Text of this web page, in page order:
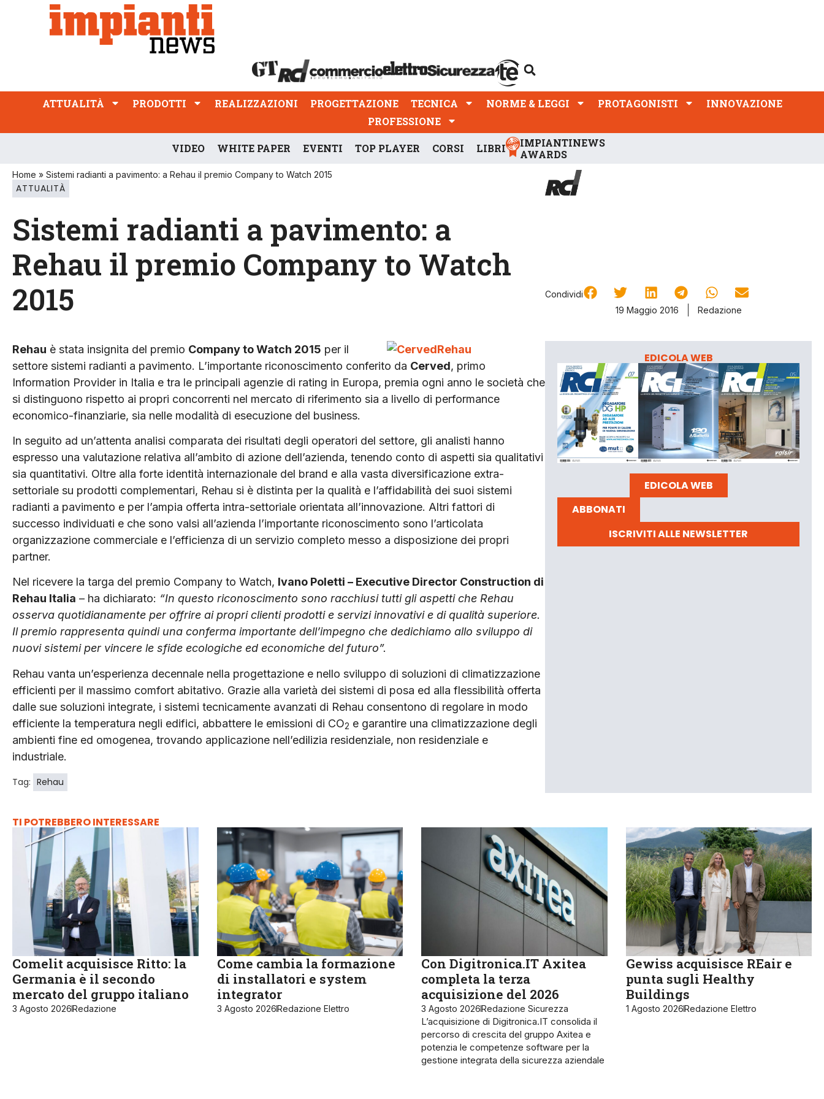
ATTUALITÀ PRODOTTI REALIZZAZIONI
PROFESSIONE
ATTUALITÀ PRODOTTI REALIZZAZIONI PROGETTAZIONE TECNICA NORME & LEGGI PROTAGONISTI
INNOVAZIONE
PROFESSIONE
VIDEO WHITE PAPER EVENTI TOP PLAYER CORSI LIBRI
IMPIANTINEWS
AWARDS
Home » Sistemi radianti a pavimento: a Rehau il premio Company to Watch 2015
ATTUALITÀ
Sistemi radianti a pavimento: a
Rehau il premio Company to Watch
2015
Condividi
19 Maggio 2016
Redazione
Rehau è stata insignita del premio Company to Watch 2015 per il
settore sistemi radianti a pavimento. L’importante riconoscimento conferito da Cerved, primo
Information Provider in Italia e tra le principali agenzie di rating in Europa, premia ogni anno le società che
si distinguono rispetto ai propri concorrenti nel mercato di riferimento sia a livello di performance
economico-finanziarie, sia nelle modalità di esecuzione del business.
In seguito ad un’attenta analisi comparata dei risultati degli operatori del settore, gli analisti hanno
espresso una valutazione relativa all’ambito di azione dell’azienda, tenendo conto di aspetti sia qualitativi
sia quantitativi. Oltre alla forte identità internazionale del brand e alla vasta diversificazione extra-
settoriale su prodotti complementari, Rehau si è distinta per la qualità e l’affidabilità dei suoi sistemi
radianti a pavimento e per l’ampia offerta intra-settoriale orientata all’innovazione. Altri fattori di
successo individuati e che sono valsi all’azienda l’importante riconoscimento sono l’articolata
organizzazione commerciale e l’efficienza di un servizio completo messo a disposizione dei propri
partner.
Nel ricevere la targa del premio Company to Watch, Ivano Poletti – Executive Director Construction di
Rehau Italia – ha dichiarato: “In questo riconoscimento sono racchiusi tutti gli aspetti che Rehau
osserva quotidianamente per offrire ai propri clienti prodotti e servizi innovativi e di qualità superiore.
Il premio rappresenta quindi una conferma importante dell’impegno che dedichiamo allo sviluppo di
nuovi sistemi per vincere le sfide ecologiche ed economiche del futuro”.
Rehau vanta un’esperienza decennale nella progettazione e nello sviluppo di soluzioni di climatizzazione
efficienti per il massimo comfort abitativo. Grazie alla varietà dei sistemi di posa ed alla flessibilità offerta
dalle sue soluzioni integrate, i sistemi tecnicamente avanzati di Rehau consentono di regolare in modo
efficiente la temperatura negli edifici, abbattere le emissioni di CO2 e garantire una climatizzazione degli
ambienti fine ed omogenea, trovando applicazione nell’edilizia residenziale, non residenziale e
industriale.
Tag: Rehau
EDICOLA WEB
EDICOLA WEB
ABBONATI
ISCRIVITI ALLE NEWSLETTER
TI POTREBBERO INTERESSARE
Comelit acquisisce Ritto: la
Germania è il secondo
mercato del gruppo italiano
3 Agosto 2026Redazione
Come cambia la formazione
di installatori e system
integrator
3 Agosto 2026Redazione Elettro
Con Digitronica.IT Axitea
completa la terza
acquisizione del 2026
3 Agosto 2026Redazione Sicurezza
L’acquisizione di Digitronica.IT consolida il
percorso di crescita del gruppo Axitea e
potenzia le competenze software per la
gestione integrata della sicurezza aziendale
Gewiss acquisisce REair e
punta sugli Healthy
Buildings
1 Agosto 2026Redazione Elettro